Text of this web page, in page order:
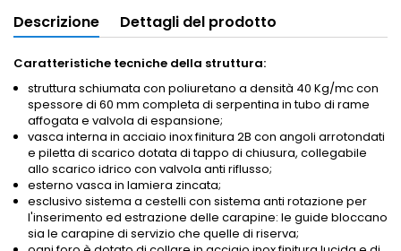
Descrizione Dettagli del prodotto
Caratteristiche tecniche della struttura:
struttura schiumata con poliuretano a densità 40 Kg/mc con
spessore di 60 mm completa di serpentina in tubo di rame
affogata e valvola di espansione;
vasca interna in acciaio inox finitura 2B con angoli arrotondati
e piletta di scarico dotata di tappo di chiusura, collegabile
allo scarico idrico con valvola anti riflusso;
esterno vasca in lamiera zincata;
esclusivo sistema a cestelli con sistema anti rotazione per
l'inserimento ed estrazione delle carapine: le guide bloccano
sia le carapine di servizio che quelle di riserva;